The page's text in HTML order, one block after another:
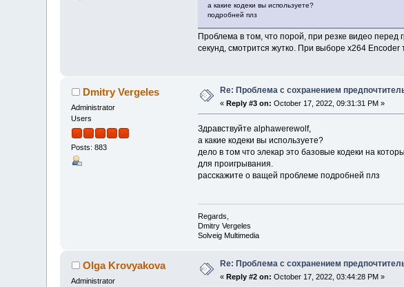
а какие кодеки вы используете?
подробней плз
Проблема в том, что порой, при резке видео перед
секунд, смотрится жутко. При выборе x264
Dmitry Vergeles
Administrator
Users
Posts: 883
Re: Проблема с сохранением
«Reply #3 on: October 17, 2022, 09:31:31 PM »
Здравствуйте alphawerewolf,
а какие кодеки вы используете?
дело в том что элекар это базовые кодеки на
для проигрывания.
расскажите о ващей проблеме подробней плз
Regards,
Dmitry Vergeles
Solveig Multimedia
Olga Krovyakova
Administrator
Re: Проблема с сохранением
« Reply #2 on: October 17, 2022, 03:44:28 PM »